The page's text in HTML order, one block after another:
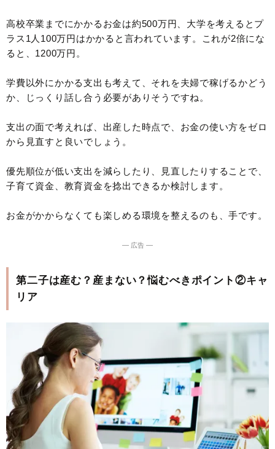
高校卒業までにかかるお金は約500万円、大学を考えるとプ
ラス1人100万円はかかると言われています。これが2倍にな
ると、1200万円。
学費以外にかかる支出も考えて、それを夫婦で稼げるかどう
か、じっくり話し合う必要がありそうですね。
支出の面で考えれば、出産した時点で、お金の使い方をゼロ
から見直すと良いでしょう。
優先順位が低い支出を減らしたり、見直したりすることで、
子育て資金、教育資金を捻出できるか検討します。
お金がかからなくても楽しめる環境を整えるのも、手です。
― 広告 ―
第二子は産む？産まない？悩むべきポイント②キャ
リア